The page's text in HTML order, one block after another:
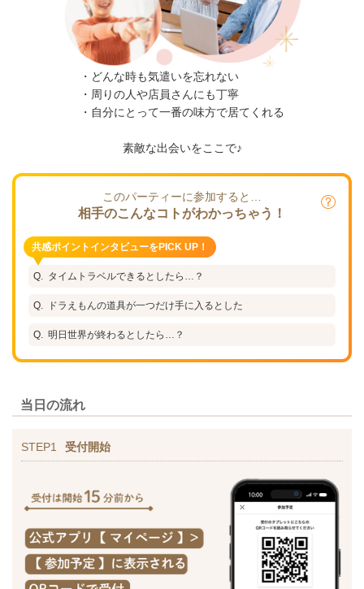
・どんな時も気遣いを忘れない
・周りの人や店員さんにも丁寧
・自分にとって一番の味方で居てくれる
素敵な出会いをここで♪
このパーティーに参加すると…
相手のこんなコトがわかっちゃう！
共感ポイントインタビューをPICK UP！
タイムトラベルできるとしたら…？
ドラえもんの道具が一つだけ手に入るとした
明日世界が終わるとしたら…？
当日の流れ
STEP1 受付開始